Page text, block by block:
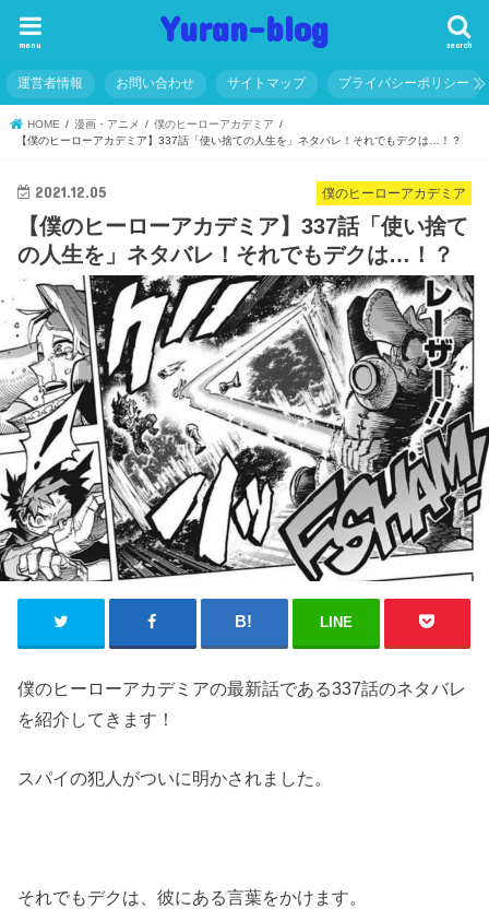
Yuran-blog search
menu
運営者情報 お問い合わせ サイトマップ プライバシーポリシー
HOME 漫画・アニメ
僕のヒーローアカデミア
【僕のヒーローアカデミア】337話「使い捨ての人生を」ネタバレ！それでもデクは…！？
僕のヒーローアカデミア
2021.12.05
【僕のヒーローアカデミア】337話「使い捨て
の人生を」ネタバレ！それでもデクは…！？
LINE
僕のヒーローアカデミアの最新話である337話のネタバレ
を紹介してきます！
スパイの犯人がついに明かされました。
それでもデクは、彼にある言葉をかけます。